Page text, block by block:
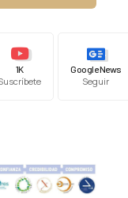
1K Google News
Seguir